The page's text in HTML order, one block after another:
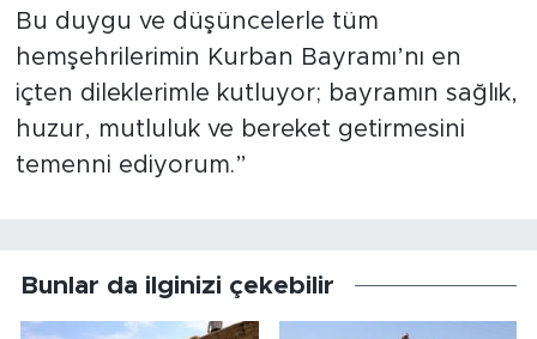
Bu duygu ve düşüncelerle tüm
hemşehrilerimin Kurban Bayramı’nı en
içten dileklerimle kutluyor; bayramın sağlık,
huzur, mutluluk ve bereket getirmesini
temenni ediyorum.”
Bunlar da ilginizi çekebilir